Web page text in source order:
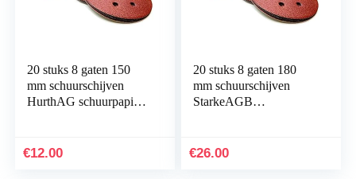
20 stuks 8 gaten 150
mm schuurschijven
HurthAG schuurpapier
Random Orbit-
€12.00
20 stuks 8 gaten 180
mm schuurschijven
StarkeAGB
plafondschuurmachines
€26.00